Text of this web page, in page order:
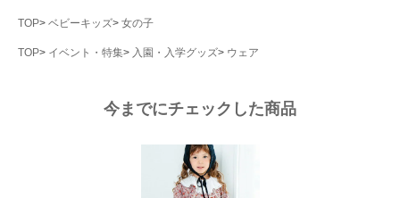
TOP ベビーキッズ 女の子
TOP イベント・特集 入園・入学グッズ ウェア
今までにチェックした商品